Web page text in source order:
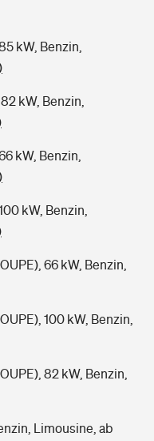
kW, Benzin,
kW, Benzin,
kW, Benzin,
kW, Benzin,
66 kW, Benzin,
100 kW, Benzin,
82 kW, Benzin,
Limousine, ab